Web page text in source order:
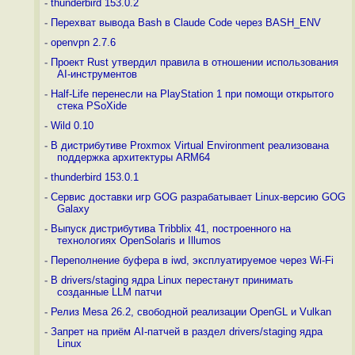
- thunderbird 153.0.2
- Перехват вывода Bash в Claude Code через BASH_ENV
- openvpn 2.7.6
- Проект Rust утвердил правила в отношении использования
AI-инструментов
- Half-Life перенесли на PlayStation 1 при помощи открытого
стека PSoXide
- Wild 0.10
- В дистрибутиве Proxmox Virtual Environment реализована
поддержка архитектуры ARM64
- thunderbird 153.0.1
- Сервис доставки игр GOG разрабатывает Linux-версию GOG
Galaxy
- Выпуск дистрибутива Tribblix 41, построенного на
технологиях OpenSolaris и Illumos
- Переполнение буфера в iwd, эксплуатируемое через Wi-Fi
- В drivers/staging ядра Linux перестанут принимать
созданные LLM патчи
- Релиз Mesa 26.2, свободной реализации OpenGL и Vulkan
- Запрет на приём AI-патчей в раздел drivers/staging ядра
Linux